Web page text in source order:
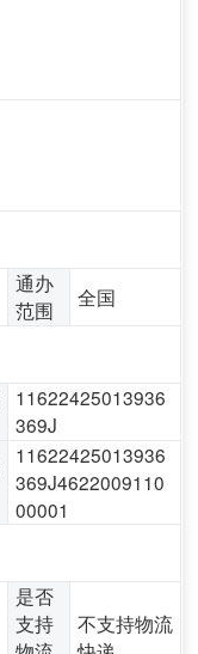
通办
范围
全国
11622425013936
369J
11622425013936
369J4622009110
00001
是否
支持
不支持物流